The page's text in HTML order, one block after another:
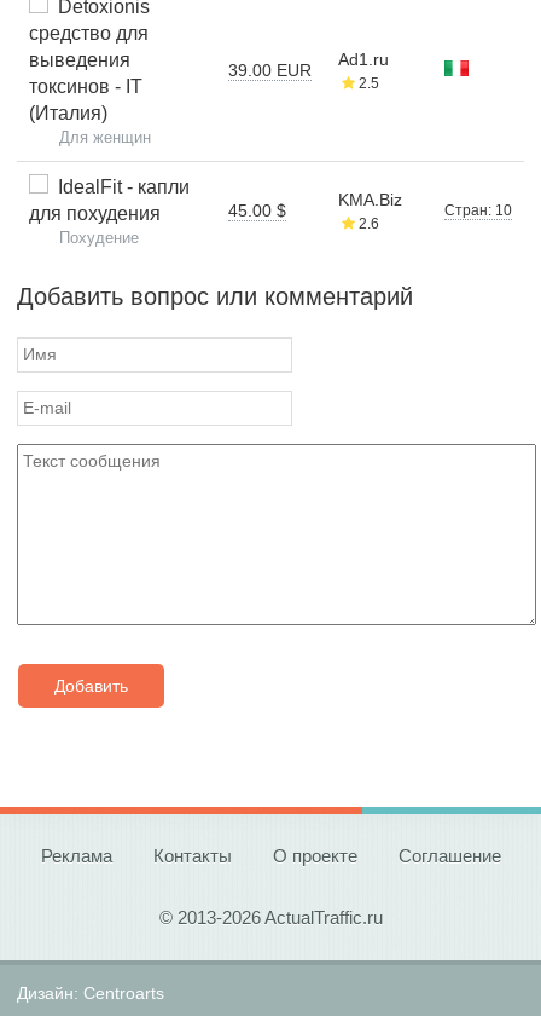
Detoxionis
средство для
выведения
токсинов - IT
(Италия)
Для женщин
39.00 EUR
Ad1.ru
2.5
IdealFit - капли
для похудения
Похудение
45.00 $
KMA.Biz
2.6
Стран: 10
Добавить вопрос или комментарий
Добавить
Реклама Контакты О проекте Соглашение
© 2013-2026 ActualTraffic.ru
Дизайн: Centroarts